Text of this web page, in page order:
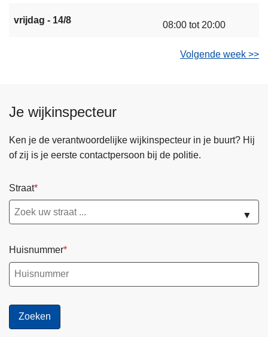
vrijdag - 14/8 08:00 tot 20:00
Volgende week >>
Je wijkinspecteur
Ken je de verantwoordelijke wijkinspecteur in je buurt? Hij
of zij is je eerste contactpersoon bij de politie.
Straat
▼
Huisnummer